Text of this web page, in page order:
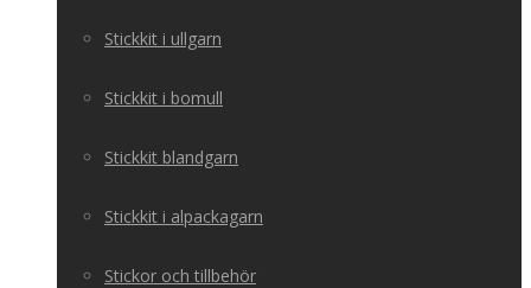
Stickkit i ullgarn
Stickkit i bomull
Stickkit blandgarn
Stickkit i alpackagarn
Stickor och tillbehör